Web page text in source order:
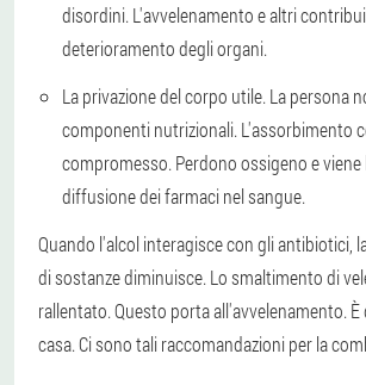
disordini. L'avvelenamento e altri
deterioramento degli organi.
La privazione del corpo utile. La persona
componenti nutrizionali. L'assorbimento
compromesso. Perdono ossigeno e
diffusione dei farmaci nel sangue.
Quando l'alcol interagisce con gli antibiotici,
di sostanze diminuisce. Lo smaltimento di
rallentato. Questo porta all'avvelenamento.
casa. Ci sono tali raccomandazioni per la